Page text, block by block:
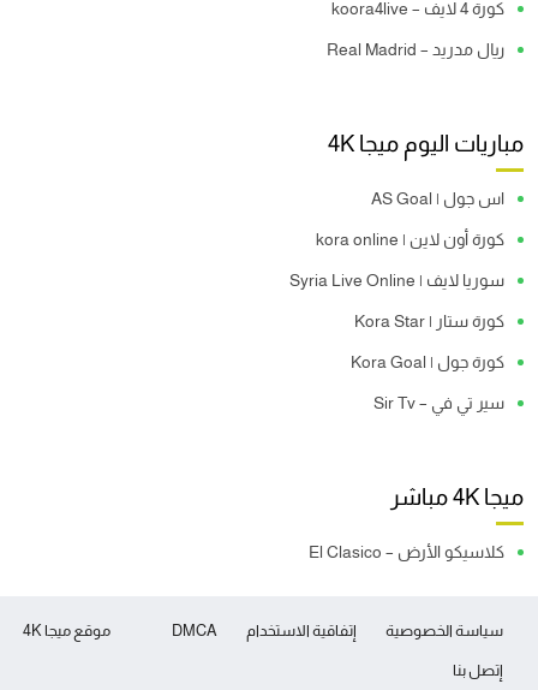
كورة 4 لايف – koora4live
ريال مدريد – Real Madrid
مباريات اليوم ميجا 4K
اس جول | AS Goal
كورة أون لاين | kora online
سوريا لايف | Syria Live Online
كورة ستار | Kora Star
كورة جول | Kora Goal
سير تي في – Sir Tv
ميجا 4K مباشر
كلاسيكو الأرض – El Clasico
موقع ميجا 4K سياسة الخصوصية إتفاقية الاستخدام DMCA
إتصل بنا